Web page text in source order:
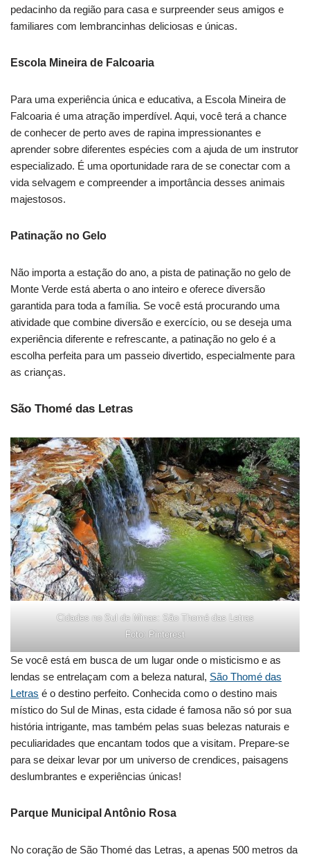
pedacinho da região para casa e surpreender seus amigos e
familiares com lembrancinhas deliciosas e únicas.
Escola Mineira de Falcoaria
Para uma experiência única e educativa, a Escola Mineira de
Falcoaria é uma atração imperdível. Aqui, você terá a chance
de conhecer de perto aves de rapina impressionantes e
aprender sobre diferentes espécies com a ajuda de um instrutor
especializado. É uma oportunidade rara de se conectar com a
vida selvagem e compreender a importância desses animais
majestosos.
Patinação no Gelo
Não importa a estação do ano, a pista de patinação no gelo de
Monte Verde está aberta o ano inteiro e oferece diversão
garantida para toda a família. Se você está procurando uma
atividade que combine diversão e exercício, ou se deseja uma
experiência diferente e refrescante, a patinação no gelo é a
escolha perfeita para um passeio divertido, especialmente para
as crianças.
São Thomé das Letras
Cidades no Sul de Minas: São Thomé das Letras
Foto: Pinterest
Se você está em busca de um lugar onde o misticismo e as
lendas se entrelaçam com a beleza natural, São Thomé das
Letras é o destino perfeito. Conhecida como o destino mais
místico do Sul de Minas, esta cidade é famosa não só por sua
história intrigante, mas também pelas suas belezas naturais e
peculiaridades que encantam todos que a visitam. Prepare-se
para se deixar levar por um universo de crendices, paisagens
deslumbrantes e experiências únicas!
Parque Municipal Antônio Rosa
No coração de São Thomé das Letras, a apenas 500 metros da